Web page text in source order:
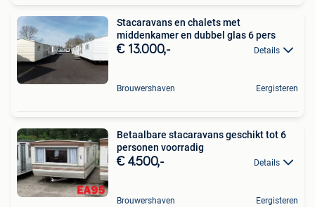
Stacaravans en chalets met
middenkamer en dubbel glas 6 pers
€ 13.000,- Details
Brouwershaven Eergisteren
Betaalbare stacaravans geschikt tot 6
personen voorradig
€ 4.500,- Details
Brouwershaven Eergisteren